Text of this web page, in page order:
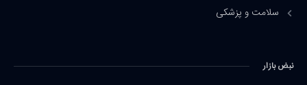
سلامت و پزشکی
نبض بازار